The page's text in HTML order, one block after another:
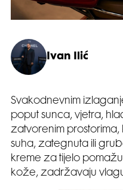
Ivan Ilić
Svakodnevnim
poput sunca, vjetra,
zatvorenim
suha, zategnuta ili
kreme za tijelo
kože, zadržavaju